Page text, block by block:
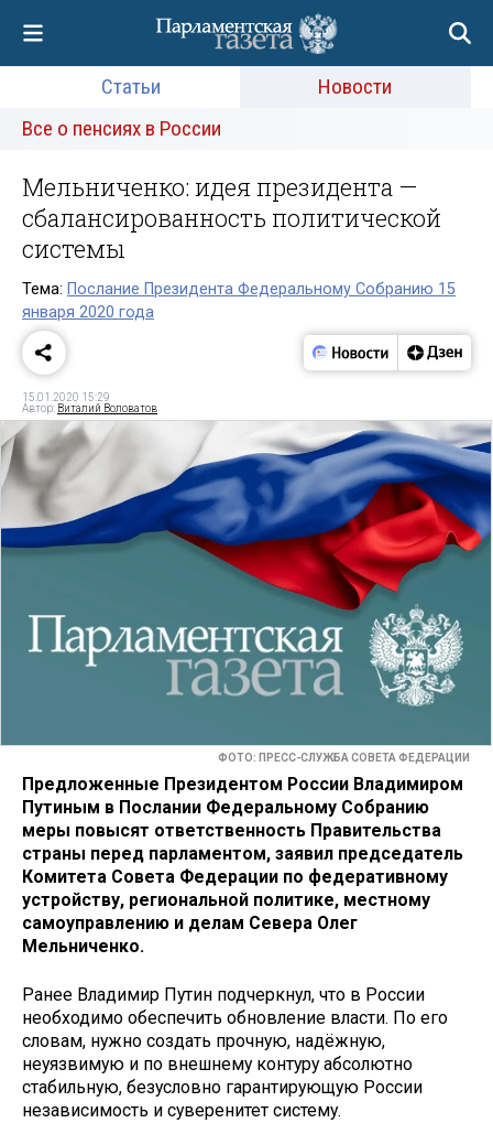
Статьи
Новости
Все о пенсиях в России
Мельниченко: идея президента —
сбалансированность политической
системы
Тема: Послание Президента Федеральному Собранию 15
января 2020 года
15.01.2020 15:29
Автор: Виталий Воловатов
ФОТО: ПРЕСС-СЛУЖБА СОВЕТА ФЕДЕРАЦИИ
Предложенные Президентом России Владимиром
Путиным в Послании Федеральному Собранию
меры повысят ответственность Правительства
страны перед парламентом, заявил председатель
Комитета Совета Федерации по федеративному
устройству, региональной политике, местному
самоуправлению и делам Севера Олег
Мельниченко.
Ранее Владимир Путин подчеркнул, что в России
необходимо обеспечить обновление власти. По его
словам, нужно создать прочную, надёжную,
неуязвимую и по внешнему контуру абсолютно
стабильную, безусловно гарантирующую России
независимость и суверенитет систему.